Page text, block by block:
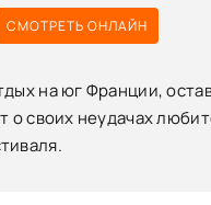
СМОТРЕТЬ ОНЛАЙН
на юг Франции,
о своих неудачах